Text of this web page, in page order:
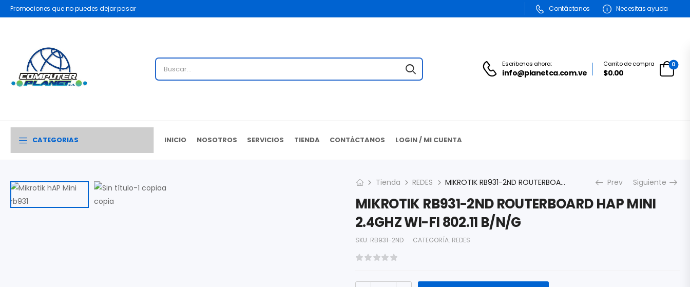
Promociones que no puedes dejar pasar Contáctanos Necesitas ayuda
Escribenos ahora:
info@planetca.com.ve
Carrito de compra
$0.00
0
CATEGORIAS INICIO NOSOTROS SERVICIOS TIENDA CONTÁCTANOS LOGIN / MI CUENTA
Tienda REDES MIKROTIK RB931-2ND ROUTERBOARD HAP MINI 2.4GHZ WI-FI 802.11 B/N/G Prev Siguiente
MIKROTIK RB931-2ND ROUTERBOARD HAP MINI
2.4GHZ WI-FI 802.11 B/N/G
SKU: RB931-2ND CATEGORÍA: REDES